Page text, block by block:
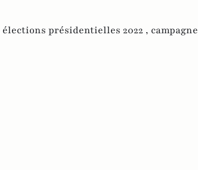
élections présidentielles 2022 , campagne